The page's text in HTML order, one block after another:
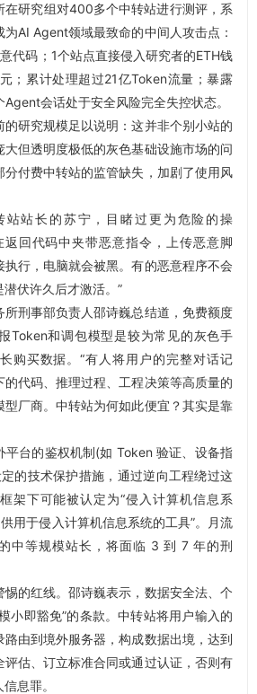
研究组对400多个中转站进行测评，系
AI Agent领域最致命的中间人攻击点：
代码；1个站点直接侵入研究者的ETH钱
；累计处理超过21亿Token流量；暴露
会话处于安全风险完全失控状态。
研究规模足以说明：这并非个别小站的
大但透明度极低的灰色基础设施市场的问
付费中转站的监管缺失，加剧了使用风
站长的苏宁，目睹过更为危险的操
返回代码中夹带恶意指令，上传恶意脚
行，电脑就会被黑。有的恶意程序不会
伏许久后才激活。”
刑事部负责人邵诗巍总结道，免费额度
Token和调包模型是较为常见的灰色手
购买数据。“有人将用户的完整对话记
代码、推理过程、工程决策等高质量的
厂商。中转站为何如此便宜？其实是靠
台的鉴权机制(如 Token 验证、设备指
的技术保护措施，通过逆向工程绕过这
架下可能被认定为“侵入计算机信息系
用于侵入计算机信息系统的工具”。月流
中等规模站长，将面临 3 到 7 年的刑
的红线。邵诗巍表示，数据安全法、个
小即豁免”的条款。中转站将用户输入的
由到境外服务器，构成数据出境，达到
估、订立标准合同或通过认证，否则有
息罪。